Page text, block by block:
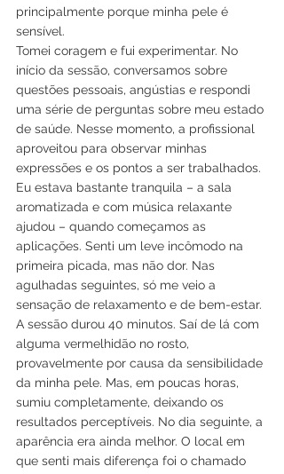
principalmente porque minha pele é
sensível.
Tomei coragem e fui experimentar. No
início da sessão, conversamos sobre
questões pessoais, angústias e respondi
uma série de perguntas sobre meu estado
de saúde. Nesse momento, a profissional
aproveitou para observar minhas
expressões e os pontos a ser trabalhados.
Eu estava bastante tranquila – a sala
aromatizada e com música relaxante
ajudou – quando começamos as
aplicações. Senti um leve incômodo na
primeira picada, mas não dor. Nas
agulhadas seguintes, só me veio a
sensação de relaxamento e de bem-estar.
A sessão durou 40 minutos. Saí de lá com
alguma vermelhidão no rosto,
provavelmente por causa da sensibilidade
da minha pele. Mas, em poucas horas,
sumiu completamente, deixando os
resultados perceptíveis. No dia seguinte, a
aparência era ainda melhor. O local em
que senti mais diferença foi o chamado